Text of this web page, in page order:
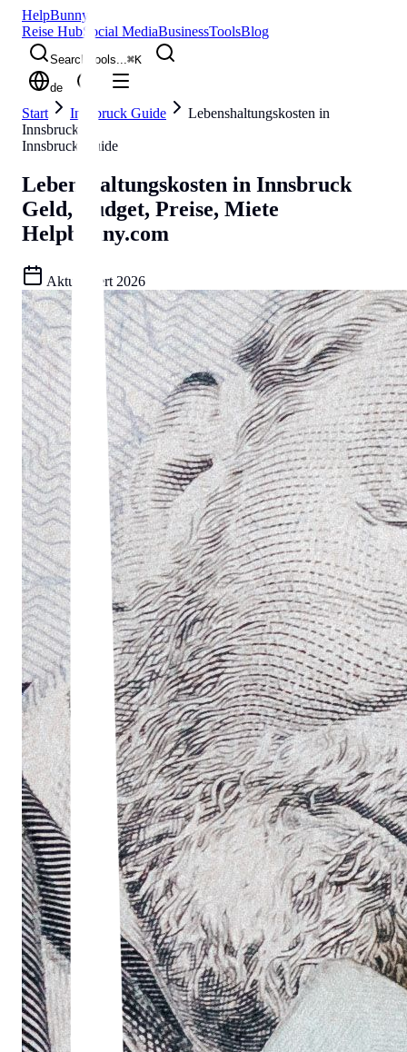
HelpBunny
Reise HubSocial MediaBusinessToolsBlog
Search tools...⌘K
de
Start Innsbruck Guide
Lebenshaltungskosten in
Innsbruck
Innsbruck Guide
Lebenshaltungskosten in Innsbruck
Geld, Budget, Preise, Miete
Helpbunny.com
Aktualisiert 2026